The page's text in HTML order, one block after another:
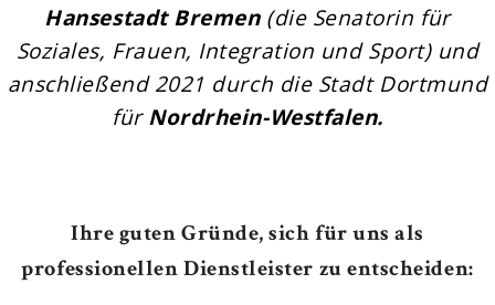
Hansestadt Bremen(die Senatorin für
Soziales, Frauen, Integration und Sport) und
anschließend 2021 durch die Stadt Dortmund
fürNordrhein-Westfalen.
Ihre guten Gründe, sich für uns als
professionellen Dienstleister zu entscheiden: